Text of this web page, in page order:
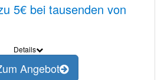
5€ bei tausenden von
Details
Angebot